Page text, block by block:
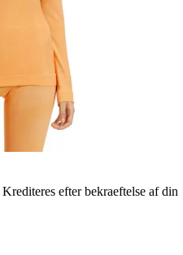
Krediteres efter bekraeftelse af din